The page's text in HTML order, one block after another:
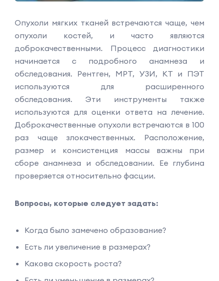
Опухоли мягких тканей встречаются чаще, чем
опухоли костей, и часто являются
доброкачественными. Процесс диагностики
начинается с подробного анамнеза и
обследования. Рентген, МРТ, УЗИ, КТ и ПЭТ
используются для расширенного
обследования. Эти инструменты также
используются для оценки ответа на лечение.
Доброкачественные опухоли встречаются в 100
раз чаще злокачественных. Расположение,
размер и консистенция массы важны при
сборе анамнеза и обследовании. Ее глубина
проверяется относительно фасции.
Вопросы, которые следует задать:
Когда было замечено образование?
Есть ли увеличение в размерах?
Какова скорость роста?